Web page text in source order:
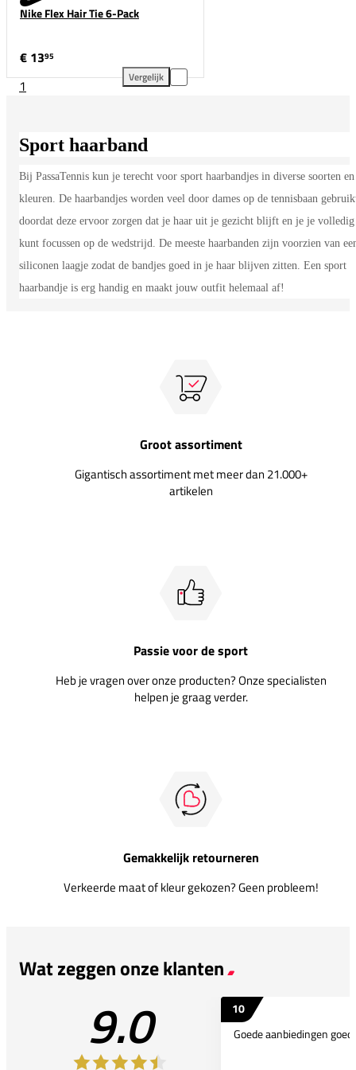
Nike Flex Hair Tie 6-Pack
€ 1395
Vergelijk
1
Sport haarband
Bij PassaTennis kun je terecht voor sport haarbandjes in diverse soorten en
kleuren. De haarbandjes worden veel door dames op de tennisbaan
doordat deze ervoor zorgen dat je haar uit je gezicht blijft en je je volledig
kunt focussen op de wedstrijd. De meeste haarbanden zijn voorzien van
siliconen laagje zodat de bandjes goed in je haar blijven zitten. Een sport
haarbandje is erg handig en maakt jouw outfit helemaal af!
Groot assortiment
Gigantisch assortiment met meer dan 21.000+
artikelen
Passie voor de sport
Heb je vragen over onze producten? Onze specialisten
helpen je graag verder.
Gemakkelijk retourneren
Verkeerde maat of kleur gekozen? Geen probleem!
Wat zeggen onze klanten
9.0
10
Goede aanbiedingen